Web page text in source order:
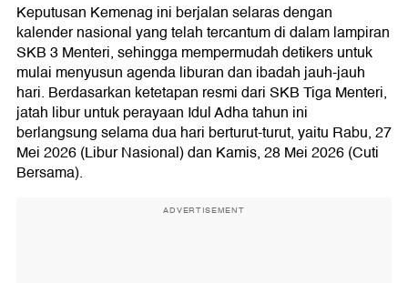
Keputusan Kemenag ini berjalan selaras dengan
kalender nasional yang telah tercantum di dalam lampiran
SKB 3 Menteri, sehingga mempermudah detikers untuk
mulai menyusun agenda liburan dan ibadah jauh-jauh
hari. Berdasarkan ketetapan resmi dari SKB Tiga Menteri,
jatah libur untuk perayaan Idul Adha tahun ini
berlangsung selama dua hari berturut-turut, yaitu Rabu, 27
Mei 2026 (Libur Nasional) dan Kamis, 28 Mei 2026 (Cuti
Bersama).
ADVERTISEMENT